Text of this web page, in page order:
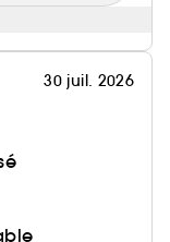
30 juil. 2026